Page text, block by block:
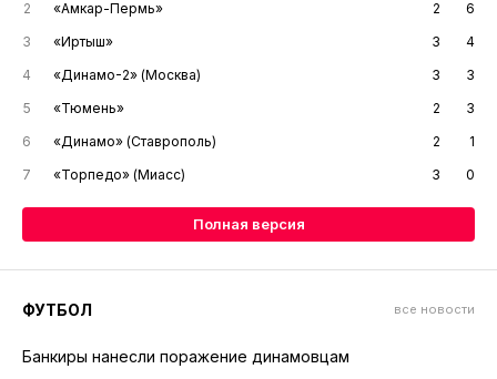
2
«Амкар-Пермь» 2
6
3
«Иртыш» 3
4
4
«Динамо-2» (Москва) 3
3
5
«Тюмень» 2
3
6
«Динамо» (Ставрополь) 2
1
7
«Торпедо» (Миасс) 3 0
Полная версия
ФУТБОЛ все новости
Банкиры нанесли поражение динамовцам